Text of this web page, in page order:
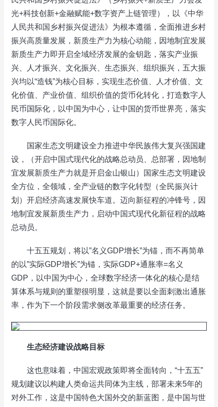
光+科技创新+金融赋能+数字资产上链管理），以《中华
人民共和国乡村振兴促进法》为根本遵循，全面推进乡村
振兴高质量发展，新质生产力为核心动能，因地制宜发展
新质生产力即开启全域经济发展的金钥匙，落实产业振
兴、人才振兴、文化振兴、生态振兴、组织振兴，五大振
兴均以“造钱”为核心目标，实现生态价值、人才价值、文
化价值、产业价值、组织价值的货币化转化，打造数字人
民币国际化，以中国为中心，让中国的货币世界亮，落实
数字人民币国际化。
国家生态文明建设全力推进中华民族伟大复兴强国建
设，（开启中国式现代化的战略总动员、总部署，因地制
宜发展新质生产力就是开启金山银山）国家生态文明建设
全方位，全领域，全产业链的数字化转型（全民振兴计
划）开启经济高速发展快车道。迈向新征程的冲锋号，因
地制宜发展新质生产力，启动中国式现代化新征程的战略
总动员。
十五五规划，将以”名义GDP增长”为锚，而不再简单
的以”实际GDP增长”为锚，实际GDP+通胀率=名义
GDP，以中国为中心，全球数字经济一体化的核心是结
算体系与规则的重塑很明显，这就是要以全面刺激出通胀
率，作为下一个阶段需求侧改革最重要的经济任务。
生态经济建设战略目标
这也意味着，中国宏观政策即将全面转向，“十五五”
规划建议以构建人类命运共同体为主线，部署未来5年的
对外工作，这是中国特色大国外交的新蓝图，是中国与世